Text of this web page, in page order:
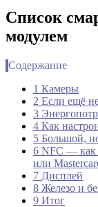
Список
модулем
Содержание
1 Камеры
2 Если ещё
3
4 Как
5 Большой,
6 NFC — как
или
7 Дисплей
8 Железо и
9 Итог